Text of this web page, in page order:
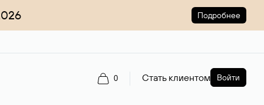
Подробнее
0 Стать клиентом Войти